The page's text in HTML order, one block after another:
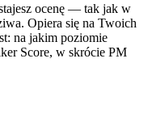
ocenę — tak jak w
Opiera się na Twoich
na jakim poziomie
Score, w skrócie PM